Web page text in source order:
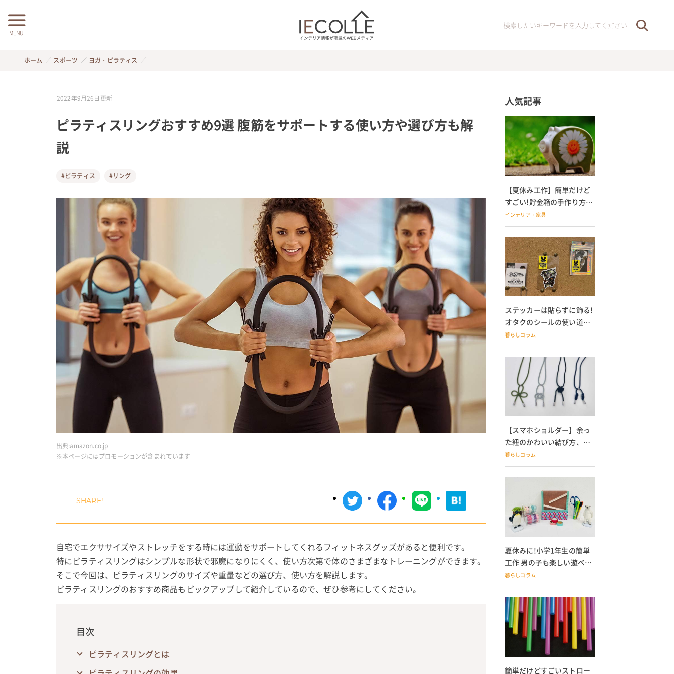
MENU
ホーム スポーツ ヨガ・ピラティス
2022年9月26日 更新
ピラティスリングおすすめ9選 腹筋をサポートする使い方や選び方も解
説
#ピラティス #リング
出典:amazon.co.jp
※本ページにはプロモーションが含まれています
自宅でエクササイズやストレッチをする時には運動をサポートしてくれるフィットネスグッズがあると便利です。
特にピラティスリングはシンプルな形状で邪魔になりにくく、使い方次第で体のさまざまなトレーニングができます。
そこで今回は、ピラティスリングのサイズや重量などの選び方、使い方を解説します。
ピラティスリングのおすすめ商品もピックアップして紹介しているので、ぜひ参考にしてください。
目次
ピラティスリングとは
人気記事
【夏休み工作】簡単だけど
すごい!貯金箱の手作り方法
低学年~高学年の子どもにも
インテリア・家具
ステッカーは貼らずに飾る!
オタクのシールの使い道
100均グッズでの飾り方も
暮らしコラム
【スマホショルダー】余っ
た紐のかわいい結び方、ス
トラップが落ちる人必見
暮らしコラム
夏休みに!小学1年生の簡単
工作 男の子も楽しい遊べる
工作や牛乳パック貯金箱も
暮らしコラム
簡単だけどすごいストロー